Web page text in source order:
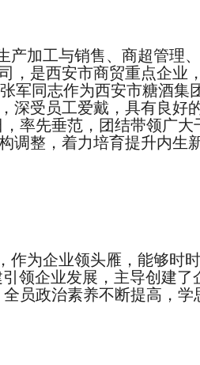
加工与销售、商超管理
，是西安市商贸重点企
军同志作为西安市糖酒
受员工爱戴，具有良好
率先垂范，团结带领广
调整，着力培育提升内
为企业领头雁，能够时
领企业发展，主导创建
员政治素养不断提高，